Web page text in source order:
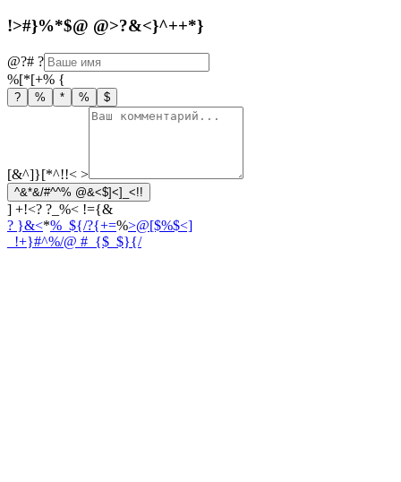
!>#}%*$@ @>?&<}^++*}
@?# ?
%[*[+% {
? % * % $
[&^]}[*^!!< >
^&*&/#^^% @&<$]<]_<!!
] +!<? ?_%< !={&
? }&<*%_${/?{+=%>@[$%$<]
_!+}#^%/@ #_{$_$}{/